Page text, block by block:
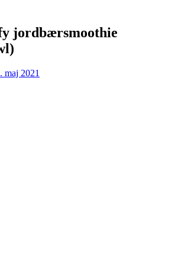
jordbærsmoothie
maj 2021